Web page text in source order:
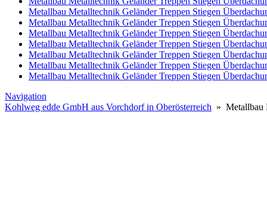
Metallbau Metalltechnik Geländer Treppen Stiegen
Metallbau Metalltechnik Geländer Treppen Stiegen
Metallbau Metalltechnik Geländer Treppen Stiegen
Metallbau Metalltechnik Geländer Treppen Stiegen
Metallbau Metalltechnik Geländer Treppen Stiegen
Metallbau Metalltechnik Geländer Treppen Stiegen
Metallbau Metalltechnik Geländer Treppen Stiegen
Navigation
Kohlweg edde GmbH aus Vorchdorf in Oberösterreich » Metallbau